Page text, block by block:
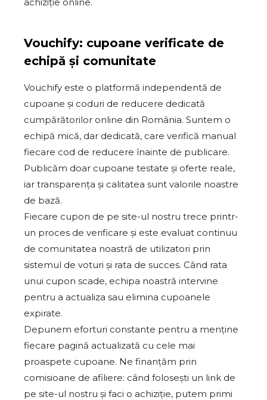
Vouchify: cupoane verificate de
echipă și comunitate
Vouchify este o platformă independentă de
cupoane și coduri de reducere dedicată
cumpărătorilor online din România. Suntem o
echipă mică, dar dedicată, care verifică manual
fiecare cod de reducere înainte de publicare.
Publicăm doar cupoane testate și oferte reale,
iar transparența și calitatea sunt valorile noastre
de bază.
Fiecare cupon de pe site-ul nostru trece printr-
un proces de verificare și este evaluat continuu
de comunitatea noastră de utilizatori prin
sistemul de voturi și rata de succes. Când rata
unui cupon scade, echipa noastră intervine
pentru a actualiza sau elimina cupoanele
expirate.
Depunem eforturi constante pentru a menține
fiecare pagină actualizată cu cele mai
proaspete cupoane. Ne finanțăm prin
comisioane de afiliere: când folosești un link de
pe site-ul nostru și faci o achiziție, putem primi